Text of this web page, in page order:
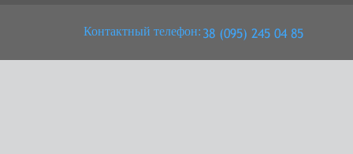
Контактный телефон: